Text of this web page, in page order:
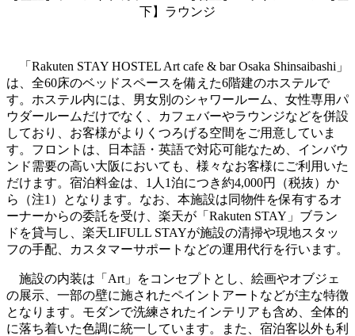
下】ラウンジ
「Rakuten STAY HOSTEL Art cafe & bar Osaka Shinsaibashi」
は、全60床のベッドスペースを備えた6階建のホステルで
す。ホステル内には、男女別のシャワールーム、女性専用パ
ウダールームだけでなく、カフェバーやラウンジなどを併設
しており、お客様がよりくつろげる空間をご用意していま
す。フロントは、日本語・英語で対応可能なため、インバウ
ンド需要の高い大阪においても、様々なお客様にご利用いた
だけます。宿泊料金は、1人1泊につき約4,000円（税抜）か
ら（注1）となります。なお、本施設は同物件を保有するオ
ーナーからの委託を受け、楽天が「Rakuten STAY」ブラン
ドを貸与し、楽天LIFULL STAYが施設の清掃や現地スタッ
フの手配、カスタマーサポートなどの運用代行を行います。
施設の内装は「Art」をコンセプトとし、絵画やオブジェ
の展示、一部の壁に施されたペイントアートなどが主な特徴
となります。モダンで洗練されたインテリアも含め、全体的
に落ち着いた色調に統一しています。また、宿泊客以外も利